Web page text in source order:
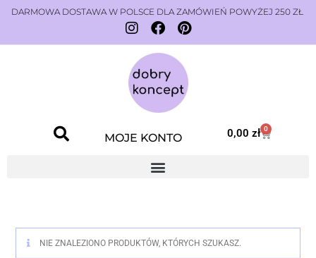
DARMOWA DOSTAWA W POLSCE DLA ZAMÓWIEŃ POWYŻEJ 250 ZŁ
MOJE KONTO 0,00zł 0
NIE ZNALEZIONO PRODUKTÓW, KTÓRYCH SZUKASZ.